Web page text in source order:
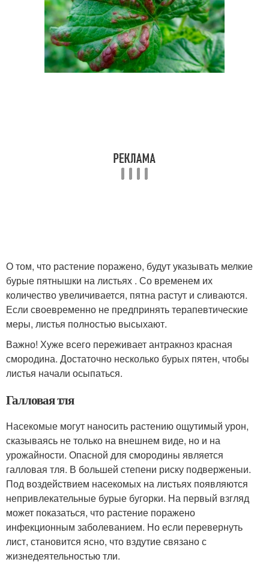
О том, что растение поражено, будут указывать мелкие
бурые пятнышки на листьях . Со временем их
количество увеличивается, пятна растут и сливаются.
Если своевременно не предпринять терапевтические
меры, листья полностью высыхают.
Важно! Хуже всего переживает антракноз красная
смородина. Достаточно несколько бурых пятен, чтобы
листья начали осыпаться.
Галловая тля
Насекомые могут наносить растению ощутимый урон,
сказываясь не только на внешнем виде, но и на
урожайности. Опасной для смородины является
галловая тля. В большей степени риску подверженыи.
Под воздействием насекомых на листьях появляются
непривлекательные бурые бугорки. На первый взгляд
может показаться, что растение поражено
инфекционным заболеванием. Но если перевернуть
лист, становится ясно, что вздутие связано с
жизнедеятельностью тли.